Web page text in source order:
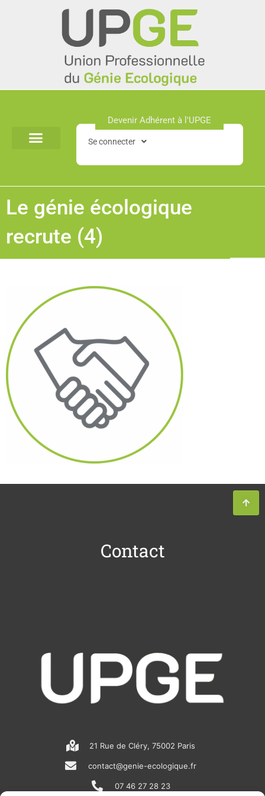
Devenir Adhérent à l'UPGE​
Se connecter
Le génie écologique
recrute (4)
Contact
21 Rue de Cléry, 75002 Paris
contact@genie-ecologique.fr
07 46 27 28 23